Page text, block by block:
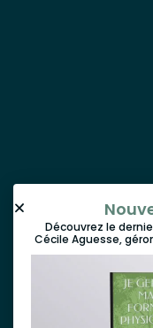
Découvrez le
Cécile Aguesse,